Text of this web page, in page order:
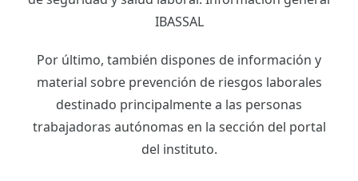
IBASSAL
Por último, también dispones de información y
material sobre prevención de riesgos laborales
destinado principalmente a las personas
trabajadoras autónomas en la sección del portal
del instituto.